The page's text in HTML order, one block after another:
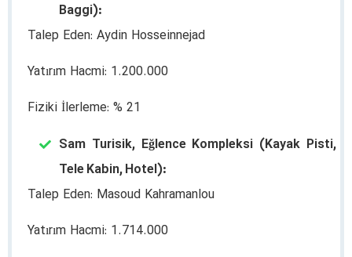
Baggi):
Talep Eden: Aydin Hosseinnejad
Yatırım Hacmi: 1.200.000
Fiziki İlerleme: % 21
Sam Turisik, Eğlence Kompleksi (Kayak Pisti,
Tele Kabin, Hotel):
Talep Eden: Masoud Kahramanlou
Yatırım Hacmi: 1.714.000